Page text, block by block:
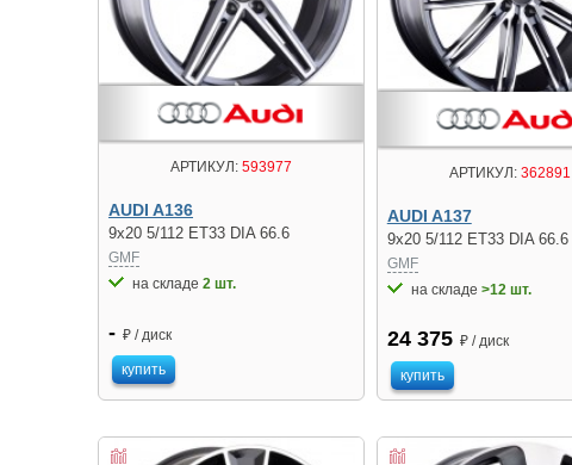
АРТИКУЛ:593977
AUDI A136
9x20 5/112 ET33 DIA 66.6
GMF
на складе 2 шт.
- ₽ / диск
купить
АРТИКУЛ:362891
AUDI A137
9x20 5/112 ET33 DIA 66.6
GMF
на складе >12 шт.
24 375 ₽ / диск
купить